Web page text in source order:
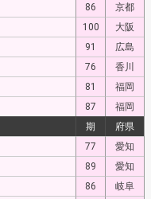
86
京都
100
大阪
91
広島
76 香川
81
福岡
87 福岡
期 府県
77
愛知
89
愛知
86
岐阜